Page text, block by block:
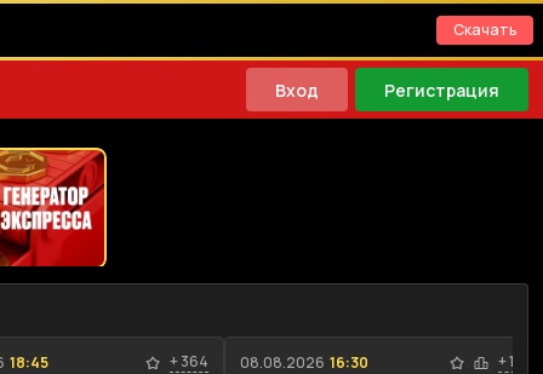
Скачать
Вход Регистрация
18:45 +364
08.08.2026 16:30 +114